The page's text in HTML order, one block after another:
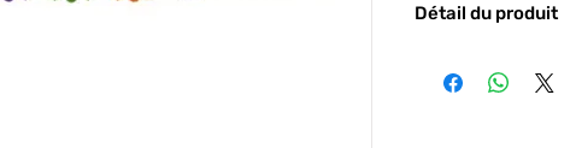
Détail du produit